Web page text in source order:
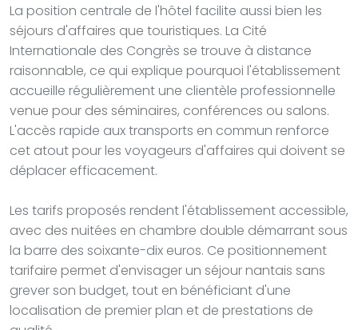
La position centrale de l'hôtel facilite aussi bien les
séjours d'affaires que touristiques. La Cité
Internationale des Congrès se trouve à distance
raisonnable, ce qui explique pourquoi l'établissement
accueille régulièrement une clientèle professionnelle
venue pour des séminaires, conférences ou salons.
L'accès rapide aux transports en commun renforce
cet atout pour les voyageurs d'affaires qui doivent se
déplacer efficacement.
Les tarifs proposés rendent l'établissement accessible,
avec des nuitées en chambre double démarrant sous
la barre des soixante-dix euros. Ce positionnement
tarifaire permet d'envisager un séjour nantais sans
grever son budget, tout en bénéficiant d'une
localisation de premier plan et de prestations de